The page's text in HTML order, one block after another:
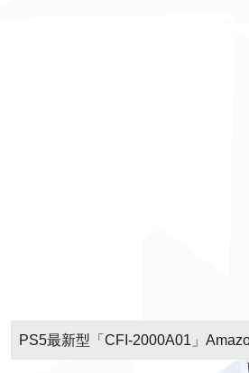
PS5最新型「CFI-2000A01」